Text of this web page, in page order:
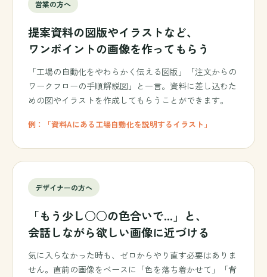
営業の方へ
提案資料の図版やイラストなど、
ワンポイントの画像を作ってもらう
「工場の自動化をやわらかく伝える図版」「注文からの
ワークフローの手順解説図」と一言。資料に差し込むた
めの図やイラストを作成してもらうことができます。
例：「資料Aにある工場自動化を説明するイラスト」
デザイナーの方へ
「もう少し○○の色合いで...」と、
会話しながら欲しい画像に近づける
気に入らなかった時も、ゼロからやり直す必要はありま
せん。直前の画像をベースに「色を落ち着かせて」「背